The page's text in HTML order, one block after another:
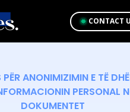
CONTACT
ANONIMIZIMIN E TË
PERSONAL
DOKUMENTET